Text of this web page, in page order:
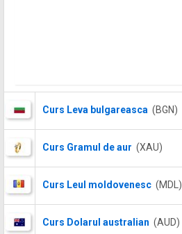
Curs Leva bulgareasca (BGN)
Curs Gramul de aur (XAU)
Curs Leul moldovenesc (MDL)
Curs Dolarul australian (AUD)